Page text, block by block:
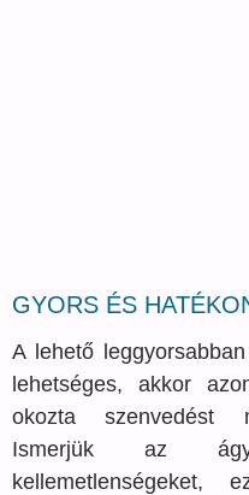
GYORS ÉS
A lehető
lehetséges, akkor
okozta szenvedést
Ismerjük az